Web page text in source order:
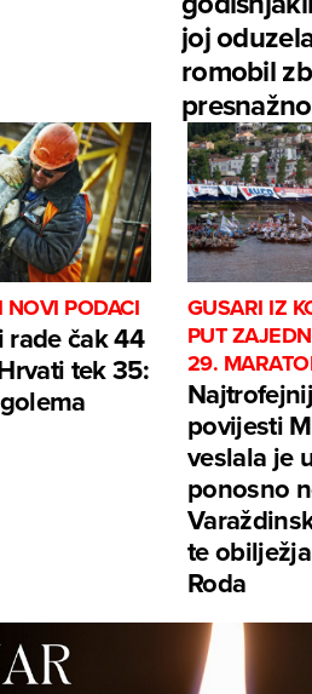
joj
romobil
NOVI PODACI
rade čak 44
tek 35:
GUSARI IZ
PUT
29.
povijesti
veslala je
ponosno
te
Roda